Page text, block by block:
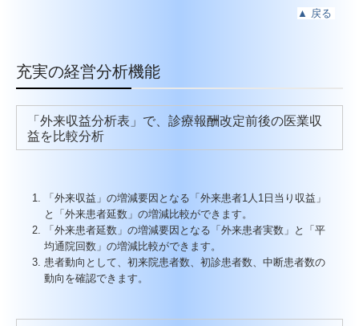
▲ 戻る
充実の経営分析機能
「外来収益分析表」で、診療報酬改定前後の医業収
益を比較分析
「外来収益」の増減要因となる「外来患者1人1日当り収益」
と「外来患者延数」の増減比較ができます。
「外来患者延数」の増減要因となる「外来患者実数」と「平
均通院回数」の増減比較ができます。
患者動向として、初来院患者数、初診患者数、中断患者数の
動向を確認できます。